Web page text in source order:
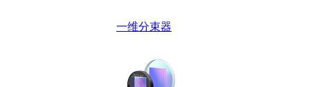
一维分束器